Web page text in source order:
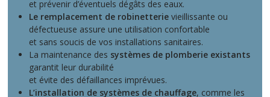
et prévenir d’éventuels dégâts des eaux.
Le remplacement de robinetterie vieillissante ou
défectueuse assure une utilisation confortable
et sans soucis de vos installations sanitaires.
La maintenance des systèmes de plomberie existants
garantit leur durabilité
et évite des défaillances imprévues.
L’installation de systèmes de chauffage, comme les